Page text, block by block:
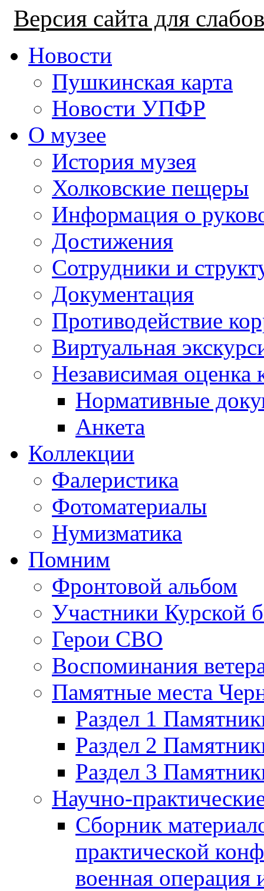
Версия сайта для
Новости
Пушкинская карта
Новости УПФР
О музее
История музея
Холковские пещеры
Информация о
Достижения
Сотрудники и
Документация
Противодействие
Виртуальная
Независимая оценка
Нормативные
Анкета
Коллекции
Фалеристика
Фотоматериалы
Нумизматика
Помним
Фронтовой альбом
Участники Курской
Герои СВО
Воспоминания
Памятные места
Раздел 1
Раздел 2
Раздел 3
Научно-
Сборник
практической
военная операция